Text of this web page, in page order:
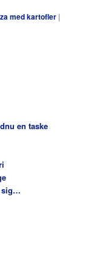
med kartofler |
en taske
sig…